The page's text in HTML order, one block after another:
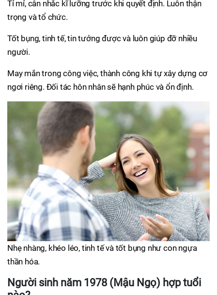
Tỉ mỉ, cân nhắc kĩ lưỡng trước khi quyết định. Luôn thận
trọng và tổ chức.
Tốt bụng, tinh tế, tin tưởng được và luôn giúp đỡ nhiều
người.
May mắn trong công việc, thành công khi tự xây dựng cơ
ngơi riêng. Đối tác hôn nhân sẽ hạnh phúc và ổn định.
Nhẹ nhàng, khéo léo, tinh tế và tốt bụng như con ngựa
thần hóa.
Người sinh năm 1978 (Mậu Ngọ) hợp tuổi